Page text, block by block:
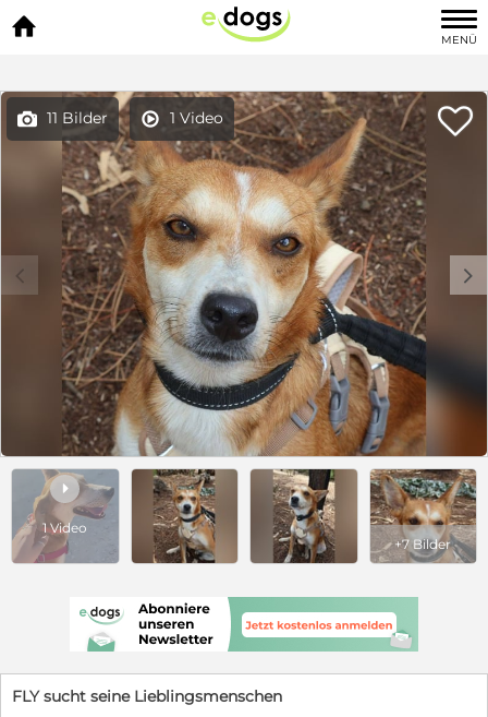

MENÜ
 11 Bilder  1 Video 
c d

1 Video
+7 Bilder
FLY sucht seine Lieblingsmenschen